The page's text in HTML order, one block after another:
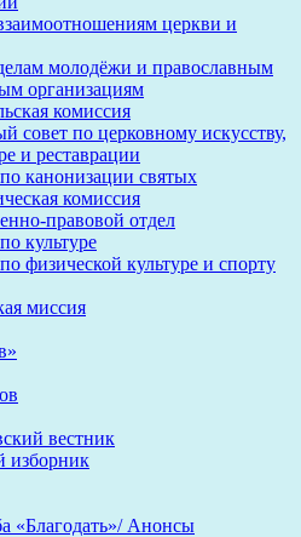
церкви и
молодёжи и православным
организациям
комиссия
совет по церковному искусству,
и реставрации
канонизации святых
комиссия
правовой отдел
культуре
физической культуре и спорту
миссия
вестник
изборник
«Благодать»/ Анонсы